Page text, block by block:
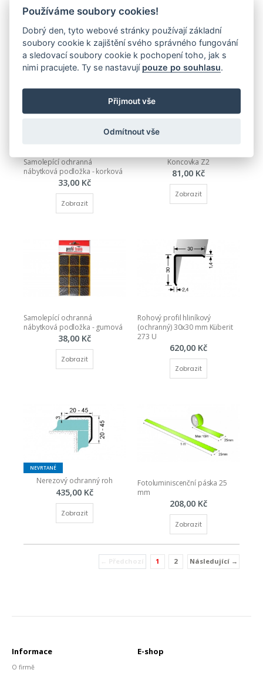
Kobercová tyč
Zobrazit
Hliníkový ochranný roh 25 x 25
mm
364,00 Kč
Zobrazit
Samolepící ochranná
nábytková podložka - korková
33,00 Kč
Zobrazit
Koncovka Z2
81,00 Kč
Zobrazit
Samolepící ochranná
nábytková podložka - gumová
38,00 Kč
Zobrazit
Rohový profil hliníkový
(ochranný) 30x30 mm Küberit
273 U
620,00 Kč
Zobrazit
NEVRTANÉ
Nerezový ochranný roh
435,00 Kč
Zobrazit
Fotoluminiscenční páska 25
mm
208,00 Kč
Zobrazit
1(current)
2 Následující →
Informace
O firmě
E-shop
Používáme soubory cookies!
Dobrý den, tyto webové stránky používají základní
soubory cookie k zajištění svého správného fungování
a sledovací soubory cookie k pochopení toho, jak s
nimi pracujete. Ty se nastavují pouze po souhlasu
Přijmout vše
Odmítnout vše